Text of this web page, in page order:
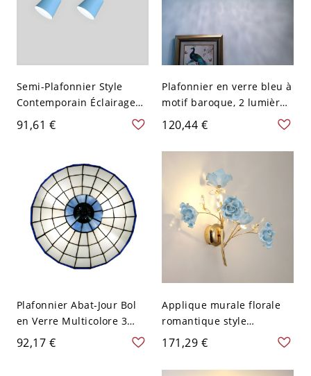
Semi-Plafonnier Style
Contemporain Éclairage
sur Rail Abat-Jour Cône en
Fer pour Salon - 2 Bleu
91,61 €
Plafonnier en verre bleu à
motif baroque, 2 lumières,
12" de large pour salon
120,44 €
Plafonnier Abat-Jour Bol
en Verre Multicolore 3
Têtes Lampe Encastrée
Style Tiffany - Bleu 110 V-
92,17 €
Applique murale florale
romantique style
campagne française,
luminaire de coiffeuse
branche dorée avec roses
171,29 €